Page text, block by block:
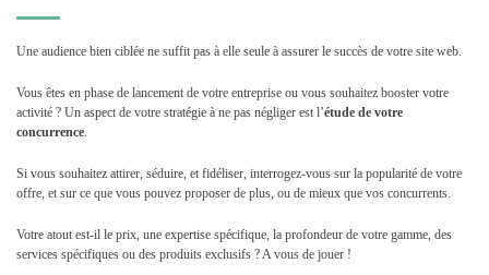
Une audience bien ciblée ne suffit pas à elle seule à assurer le succès de votre site web.
Vous êtes en phase de lancement de votre entreprise ou vous souhaitez booster votre
activité ? Un aspect de votre stratégie à ne pas négliger est l’étude de votre
concurrence.
Si vous souhaitez attirer, séduire, et fidéliser, interrogez-vous sur la popularité de votre
offre, et sur ce que vous pouvez proposer de plus, ou de mieux que vos concurrents.
Votre atout est-il le prix, une expertise spécifique, la profondeur de votre gamme, des
services spécifiques ou des produits exclusifs ? A vous de jouer !